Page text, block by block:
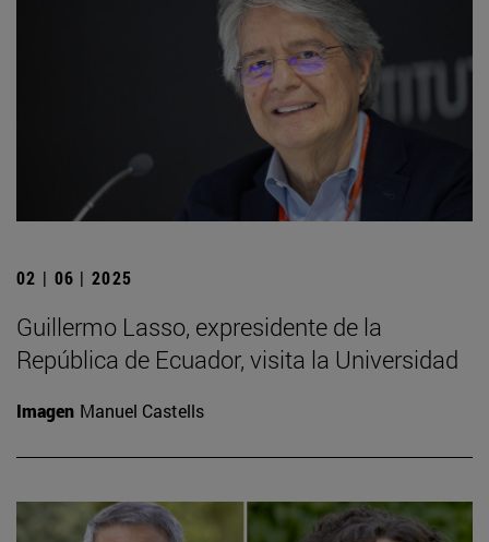
02 | 06 | 2025
Guillermo Lasso, expresidente de la
República de Ecuador, visita la Universidad
Imagen Manuel Castells